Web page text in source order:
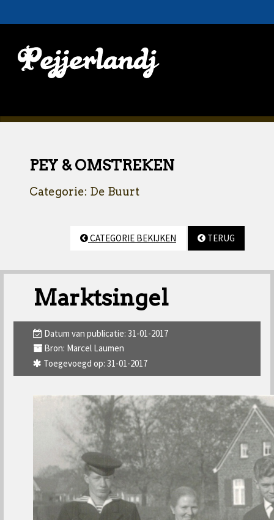
PEY & OMSTREKEN
Categorie: De Buurt
CATEGORIE BEKIJKEN TERUG
Marktsingel
Datum van publicatie: 31-01-2017
Bron: Marcel Laumen
Toegevoegd op: 31-01-2017